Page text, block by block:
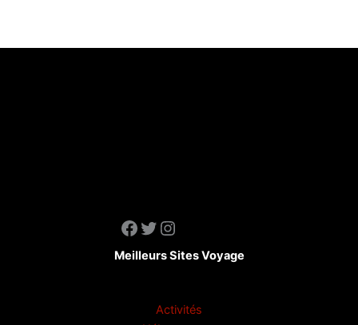
Facebook Twitter Instagram
Meilleurs Sites Voyage
Activités